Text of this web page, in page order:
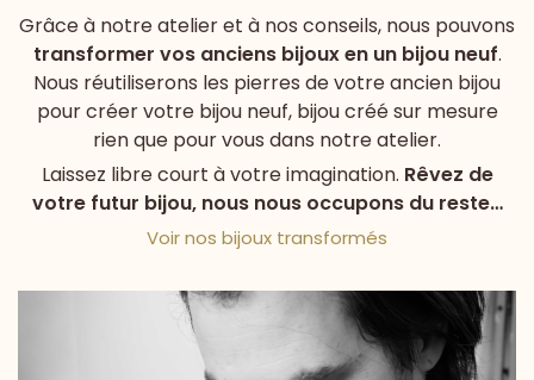
Grâce à notre atelier et à nos conseils, nous pouvons
transformer vos anciens bijoux en un bijou neuf.
Nous réutiliserons les pierres de votre ancien bijou
pour créer votre bijou neuf, bijou créé sur mesure
rien que pour vous dans notre atelier.
Laissez libre court à votre imagination. Rêvez de
votre futur bijou, nous nous occupons du reste…
Voir nos bijoux transformés